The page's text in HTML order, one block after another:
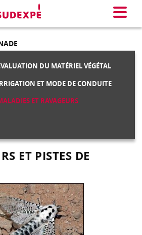
Menu
DU MATÉRIEL VÉGÉTAL
ET MODE DE CONDUITE
ET RAVAGEURS
ET PISTES DE